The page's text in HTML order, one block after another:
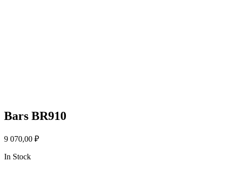
Bars BR910
9 070,00 ₽
In Stock